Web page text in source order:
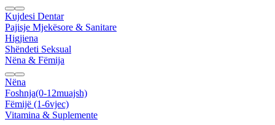
Kujdesi Dentar
Pajisje Mjekësore & Sanitare
Higjiena
Shëndeti Seksual
Nëna & Fëmija
Nëna
Foshnja(0-12muajsh)
Fëmijë (1-6vjec)
Vitamina & Suplemente